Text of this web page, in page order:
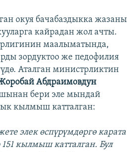
окуя бачабаздыкка жазаны
кайрадан жол ачты.
маалыматында,
зордуктоо же педофилия
Аталган министрликтин
Абдраимовдун
бери эле мындай
кылмыш катталган:
элек өспүрүмдөргө карата
кылмыш катталган. Бул